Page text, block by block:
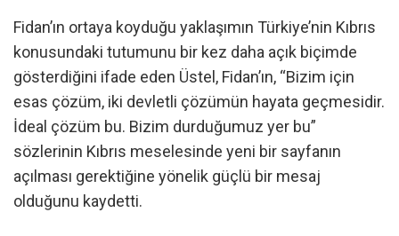
Fidan’ın ortaya koyduğu yaklaşımın Türkiye’nin Kıbrıs
konusundaki tutumunu bir kez daha açık biçimde
gösterdiğini ifade eden Üstel, Fidan’ın, “Bizim için
esas çözüm, iki devletli çözümün hayata geçmesidir.
İdeal çözüm bu. Bizim durduğumuz yer bu”
sözlerinin Kıbrıs meselesinde yeni bir sayfanın
açılması gerektiğine yönelik güçlü bir mesaj
olduğunu kaydetti.